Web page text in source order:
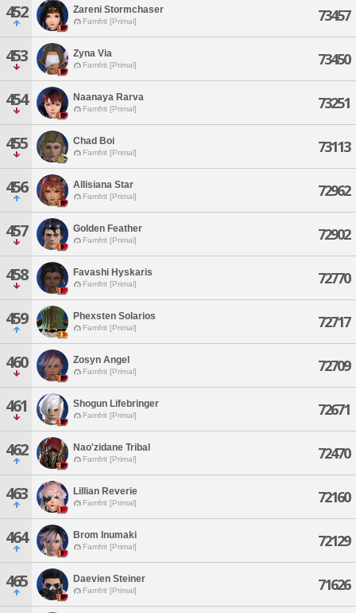
452 Zareni Stormchaser
Famfrit [Primal] 73457
453 Zyna Via
Famfrit [Primal] 73450
454 Naanaya Rarva
Famfrit [Primal] 73251
455 Chad Boi
Famfrit [Primal] 73113
456 Allisiana Star
Famfrit [Primal] 72962
457 Golden Feather
Famfrit [Primal] 72902
458 Favashi Hyskaris
Famfrit [Primal] 72770
459 Phexsten Solarios
Famfrit [Primal] 72717
460 Zosyn Angel
Famfrit [Primal] 72709
461 Shogun Lifebringer
Famfrit [Primal] 72671
462 Nao'zidane Tribal
Famfrit [Primal] 72470
463 Lillian Reverie
Famfrit [Primal] 72160
464 Brom Inumaki
Famfrit [Primal] 72129
465 Daevien Steiner
Famfrit [Primal] 71626